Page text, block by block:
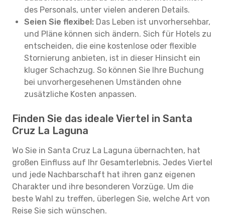
des Personals, unter vielen anderen Details.
Seien Sie flexibel: Das Leben ist unvorhersehbar,
und Pläne können sich ändern. Sich für Hotels zu
entscheiden, die eine kostenlose oder flexible
Stornierung anbieten, ist in dieser Hinsicht ein
kluger Schachzug. So können Sie Ihre Buchung
bei unvorhergesehenen Umständen ohne
zusätzliche Kosten anpassen.
Finden Sie das ideale Viertel in Santa
Cruz La Laguna
Wo Sie in Santa Cruz La Laguna übernachten, hat
großen Einfluss auf Ihr Gesamterlebnis. Jedes Viertel
und jede Nachbarschaft hat ihren ganz eigenen
Charakter und ihre besonderen Vorzüge. Um die
beste Wahl zu treffen, überlegen Sie, welche Art von
Reise Sie sich wünschen.